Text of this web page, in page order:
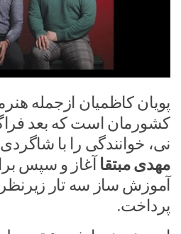
پویان کاظمیان ازجمله
کشورمان است که بعد
نی، خوانندگی را با
مهدی مبتقا آغاز و سپس
آموزش ساز سه تار زیرنظر
پرداخت.